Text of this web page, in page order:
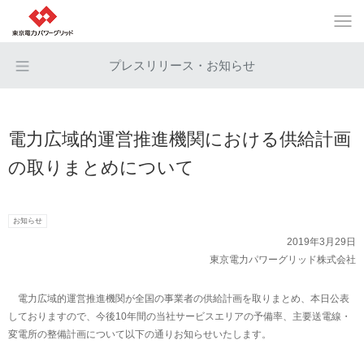
プレスリリース・お知らせ
電力広域的運営推進機関における供給計画
の取りまとめについて
お知らせ
2019年3月29日
東京電力パワーグリッド株式会社
電力広域的運営推進機関が全国の事業者の供給計画を取りまとめ、本日公表
しておりますので、今後10年間の当社サービスエリアの予備率、主要送電線・
変電所の整備計画について以下の通りお知らせいたします。